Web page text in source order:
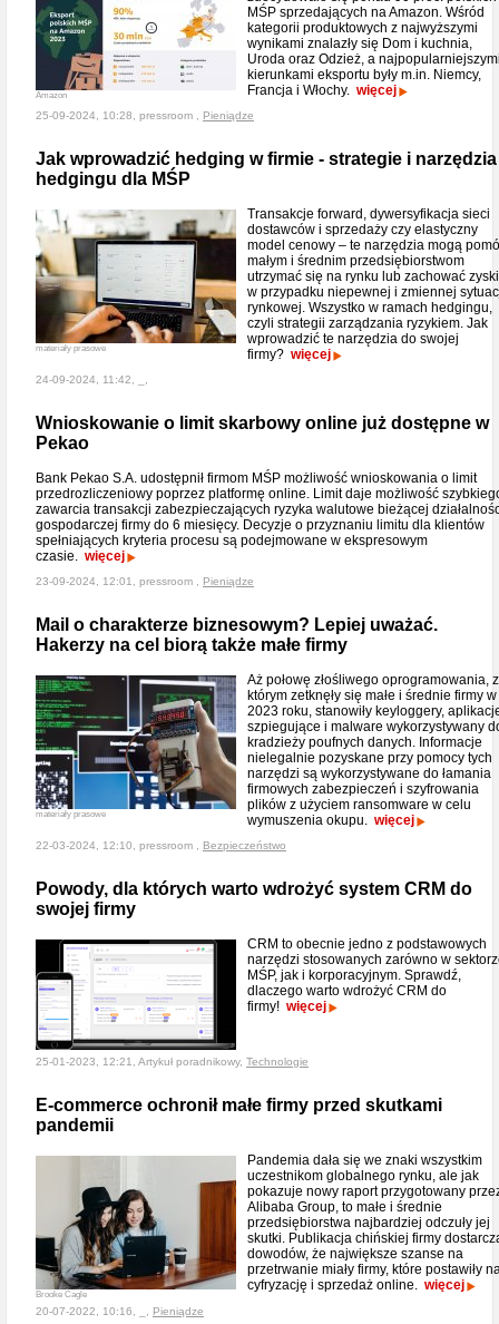
Amazon
MŚP sprzedających na Amazon. Wśród
kategorii produktowych z najwyższymi
wynikami znalazły się Dom i kuchnia,
Uroda oraz Odzież, a
kierunkami eksportu były m.in. Niemcy,
Francja i Włochy. więcej
25-09-2024, 10:28, pressroom , Pieniądze
Jak wprowadzić hedging w firmie - strategie i narzędzia
hedgingu dla MŚP
materiały prasowe
Transakcje forward, dywersyfikacja sieci
dostawców i sprzedaży czy elastyczny
model cenowy – te narzędzia mogą
małym i średnim przedsiębiorstwom
utrzymać się na rynku lub zachować zyski
w przypadku niepewnej i zmiennej
rynkowej. Wszystko w ramach hedgingu,
czyli strategii zarządzania ryzykiem. Jak
wprowadzić te narzędzia do swojej
firmy? więcej
24-09-2024, 11:42, _,
Wnioskowanie o limit skarbowy online już dostępne w
Pekao
Bank Pekao S.A. udostępnił firmom MŚP możliwość wnioskowania o limit
przedrozliczeniowy poprzez platformę online. Limit daje możliwość
zawarcia transakcji zabezpieczających ryzyka walutowe bieżącej
gospodarczej firmy do 6 miesięcy. Decyzje o przyznaniu limitu dla klientów
spełniających kryteria procesu są podejmowane w ekspresowym
czasie. więcej
23-09-2024, 12:01, pressroom , Pieniądze
Mail o charakterze biznesowym? Lepiej uważać.
Hakerzy na cel biorą także małe firmy
materiały prasowe
Aż połowę złośliwego oprogramowania, z
którym zetknęły się małe i średnie firmy w
2023 roku, stanowiły keyloggery,
szpiegujące i malware wykorzystywany
kradzieży poufnych danych. Informacje
nielegalnie pozyskane przy pomocy tych
narzędzi są wykorzystywane do łamania
firmowych zabezpieczeń i szyfrowania
plików z użyciem ransomware w celu
wymuszenia okupu. więcej
22-03-2024, 12:10, pressroom , Bezpieczeństwo
Powody, dla których warto wdrożyć system CRM do
swojej firmy
CRM to obecnie jedno z podstawowych
narzędzi stosowanych zarówno w
MŚP, jak i korporacyjnym. Sprawdź,
dlaczego warto wdrożyć CRM do
firmy! więcej
25-01-2023, 12:21, Artykuł poradnikowy, Technologie
E-commerce ochronił małe firmy przed skutkami
pandemii
Brooke Cagle
Pandemia dała się we znaki wszystkim
uczestnikom globalnego rynku, ale jak
pokazuje nowy raport przygotowany
Alibaba Group, to małe i średnie
przedsiębiorstwa najbardziej odczuły jej
skutki. Publikacja chińskiej firmy
dowodów, że największe szanse na
przetrwanie miały firmy, które postawiły
cyfryzację i sprzedaż online. więcej
20-07-2022, 10:16, _, Pieniądze